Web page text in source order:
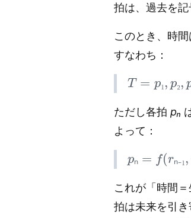
拍は、過去を記
このとき、時
すなわち：
₂
T=
ただし各拍 pₙ
よって：
ₙ₋
rₙ
これが「時間
拍は未来を引き